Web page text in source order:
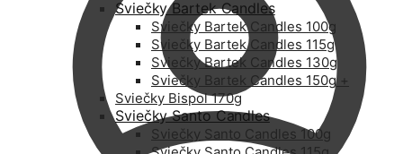
Sviečky Bartek Candles
Sviečky Bartek Candles 100g
Sviečky Bartek Candles 115g
Sviečky Bartek Candles 130g
Sviečky Bartek Candles 150g +
Sviečky Bispol 170g
Sviečky Santo Candles
Sviečky Santo Candles 100g